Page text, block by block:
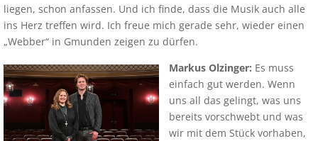
liegen, schon anfassen. Und ich finde, dass die Musik auch alle
ins Herz treffen wird. Ich freue mich gerade sehr, wieder einen
„Webber“ in Gmunden zeigen zu dürfen.
Markus Olzinger: Es muss
einfach gut werden. Wenn
uns all das gelingt, was uns
bereits vorschwebt und was
wir mit dem Stück vorhaben,